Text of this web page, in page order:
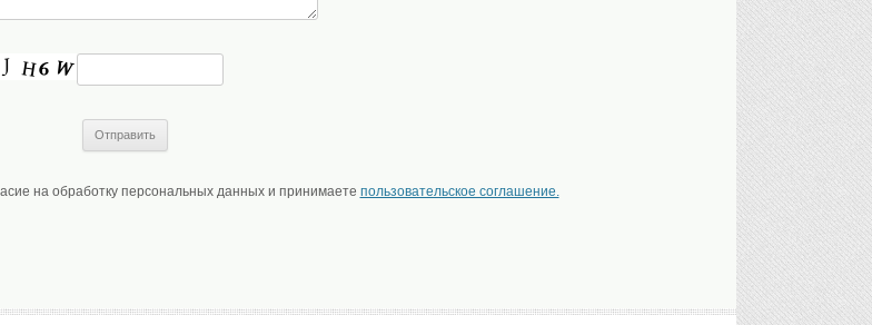
на обработку персональных данных и принимаете пользовательское соглашение.